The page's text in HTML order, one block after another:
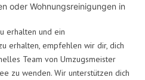
oder Wohnungsreinigungen in
erhalten und ein
erhalten, empfehlen wir dir, dich
Team von Umzugsmeister
zu wenden. Wir unterstützen dich